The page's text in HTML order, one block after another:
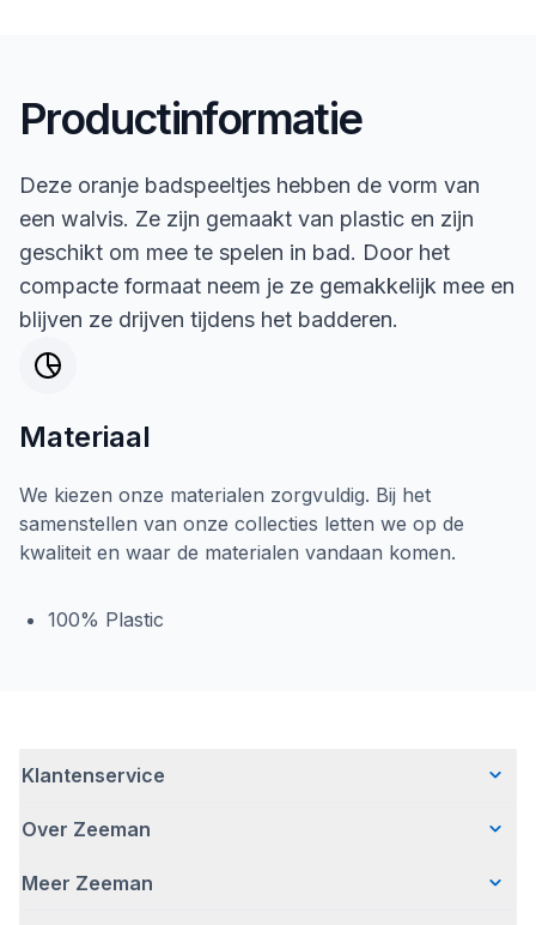
Productinformatie
Deze oranje badspeeltjes hebben de vorm van
een walvis. Ze zijn gemaakt van plastic en zijn
geschikt om mee te spelen in bad. Door het
compacte formaat neem je ze gemakkelijk mee en
blijven ze drijven tijdens het badderen.
Materiaal
We kiezen onze materialen zorgvuldig. Bij het
samenstellen van onze collecties letten we op de
kwaliteit en waar de materialen vandaan komen.
100% Plastic
Klantenservice
Veelgestelde vragen
Bezorgen
Over Zeeman
Wie wij zijn
Meer Zeeman